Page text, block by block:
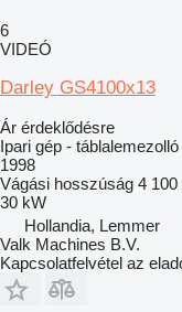
6
VIDEÓ
Darley GS4100x13
Ár érdeklődésre
Ipari gép - táblalemezolló
1998
Vágási hosszúság 4 100
30 kW
Hollandia, Lemmer
Valk Machines B.V.
Kapcsolatfelvétel az